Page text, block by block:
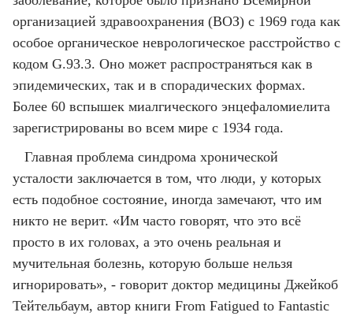
организацией здравоохранения (ВОЗ) с 1969 года как
особое органическое неврологическое расстройство с
кодом G.93.3. Оно может распространяться как в
эпидемических, так и в спорадических формах.
Более 60 вспышек миалгического энцефаломиелита
зарегистрированы во всем мире с 1934 года.
Главная проблема синдрома хронической
усталости заключается в том, что люди, у которых
есть подобное состояние, иногда замечают, что им
никто не верит. «Им часто говорят, что это всё
просто в их головах, а это очень реальная и
мучительная болезнь, которую больше нельзя
игнорировать», - говорит доктор медицины Джейкоб
Тейтельбаум, автор книги From Fatigued to Fantastic